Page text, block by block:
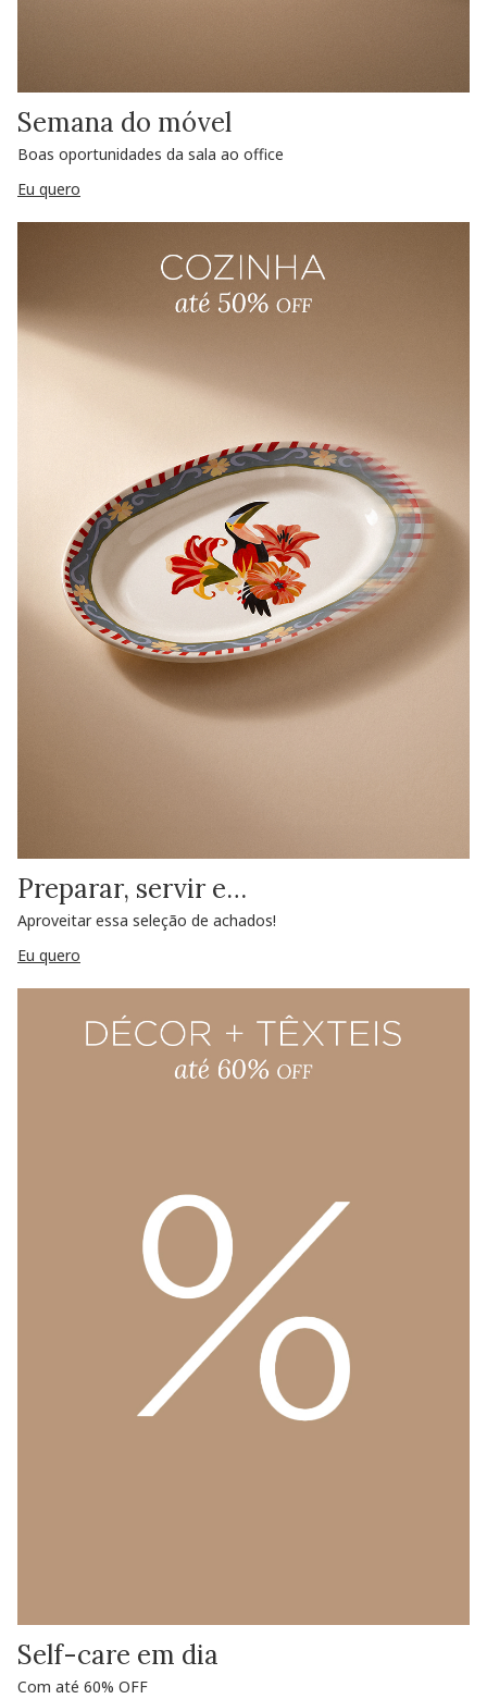
Semana do móvel
Boas oportunidades da sala ao office
Eu quero
Preparar, servir e…
Aproveitar essa seleção de achados!
Eu quero
Self-care em dia
Com até 60% OFF